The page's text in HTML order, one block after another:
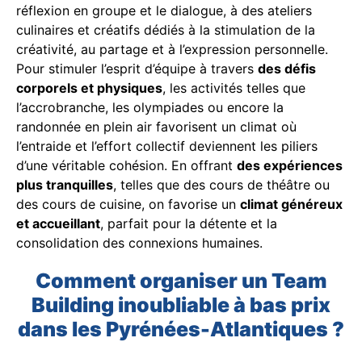
réflexion en groupe et le dialogue, à des ateliers
culinaires et créatifs dédiés à la stimulation de la
créativité, au partage et à l’expression personnelle.
Pour stimuler l’esprit d’équipe à travers des défis
corporels et physiques, les activités telles que
l’accrobranche, les olympiades ou encore la
randonnée en plein air favorisent un climat où
l’entraide et l’effort collectif deviennent les piliers
d’une véritable cohésion. En offrant des expériences
plus tranquilles, telles que des cours de théâtre ou
des cours de cuisine, on favorise un climat généreux
et accueillant, parfait pour la détente et la
consolidation des connexions humaines.
Comment organiser un Team
Building inoubliable à bas prix
dans les Pyrénées-Atlantiques ?